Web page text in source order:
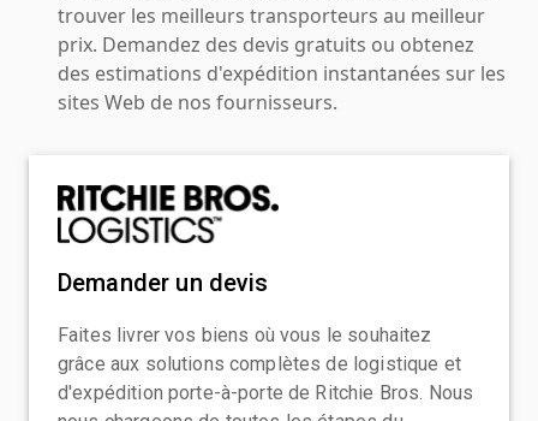
trouver les meilleurs transporteurs au meilleur
prix. Demandez des devis gratuits ou obtenez
des estimations d'expédition instantanées sur les
sites Web de nos fournisseurs.
Demander un devis
Faites livrer vos biens où vous le souhaitez
grâce aux solutions complètes de logistique et
d'expédition porte-à-porte de Ritchie Bros. Nous